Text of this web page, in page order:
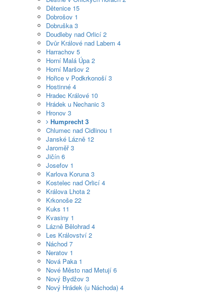
Dětenice 15
Dobrošov 1
Dobruška 3
Doudleby nad Orlicí 2
Dvůr Králové nad Labem 4
Harrachov 5
Horní Malá Úpa 2
Horní Maršov 2
Hořice v Podkrkonoší 3
Hostinné 4
Hradec Králové 10
Hrádek u Nechanic 3
Hronov 3
Humprecht 3
Chlumec nad Cidlinou 1
Janské Lázně 12
Jaroměř3
Jičín 6
Josefov 1
Karlova Koruna 3
Kostelec nad Orlicí 4
Králova Lhota 2
Krkonoše 22
Kuks 11
Kvasiny 1
Lázně Bělohrad 4
Les Království 2
Náchod 7
Neratov 1
Nová Paka 1
Nové Město nad Metují 6
Nový Bydžov 3
Nový Hrádek (u Náchoda) 4